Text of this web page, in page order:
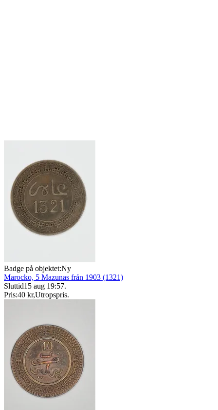
Badge på objektet:Ny
Marocko, 5 Mazunas från 1903 (1321)
Sluttid15 aug 19:57.
Pris:40 kr,Utropspris.